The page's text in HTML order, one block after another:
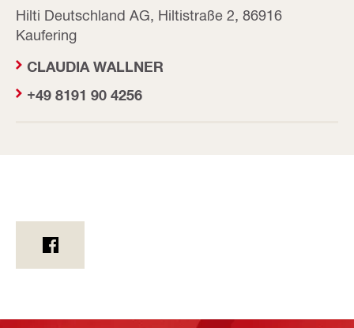
Hilti Deutschland AG, Hiltistraße 2, 86916
Kaufering
CLAUDIA WALLNER
+49 8191 90 4256